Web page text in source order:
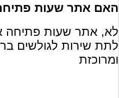
האם אתר שעות
לא, אתר שעות פתיחה
לתת שירות לגולשים
ומרוכזת